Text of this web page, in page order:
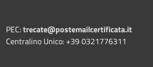
PEC:trecate@postemailcertificata.it
Centralino Unico: +39 0321776311